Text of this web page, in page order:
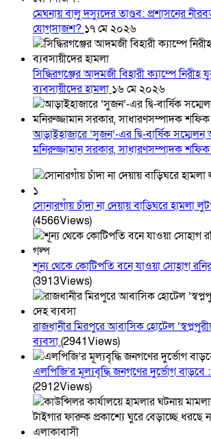
মেঘনায় বালু দস্যুদের তাণ্ডব: প্রশাসনের
যোগসাজশ? ১৭ মে ২০২৬
সিদ্ধিরগঞ্জের আদমজী বিহারী ক্যাম্পে
ব্যবসায়ীদের হামলা ১৬ মে ২০২৬
আড়াইহাজারে ‘সুজন’-এর দ্বি-বার্ষিক
মনিরুজ্জামান সরকার, সাধারণসম্পাদক শফিক
সোনারগাঁয় চাঁদা না দেয়ায় বাড়িঘরে
(4566Views)
শূন্য থেকে কোটিপতি বনে যাওয়া সোহাগ
(3913Views)
রাজধানীর মিরপুরে আবাসিক হোটেল
ব্যবসা(2941Views)
এলপিজি’র মূল্যবৃদ্ধি জনগণের দুর্ভোগ বাড়বে
(2912Views)